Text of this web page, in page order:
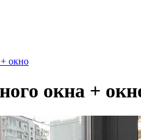
окно
окна +